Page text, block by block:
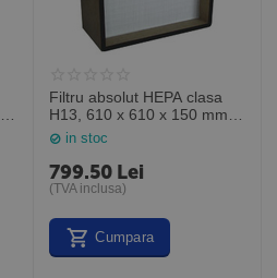
Filtru absolut HEPA clasa
H13, 610 x 610 x 150 mm,
MP13242406, General
Filter Italia
in stoc
799.50 Lei
(TVA inclusa)
Cumpara